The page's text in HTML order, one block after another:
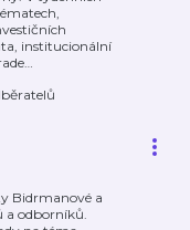
institucionální
…
Bidrmanové a
a odborníků.